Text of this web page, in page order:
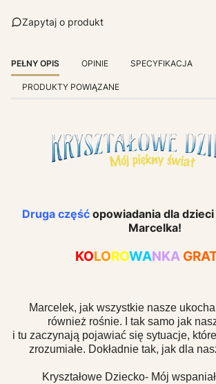
Zapytaj o produkt
PEŁNY OPIS OPINIE SPECYFIKACJA
PRODUKTY POWIĄZANE
Druga częśćopowiadania dla
Marcelka!
KOLOROWANKA
Marcelek, jak wszystkie nasze
również rośnie. I tak samo jak
i tu zaczynają pojawiać się sytuacje,
zrozumiałe. Dokładnie tak, jak dla
Kryształowe Dziecko- Mój